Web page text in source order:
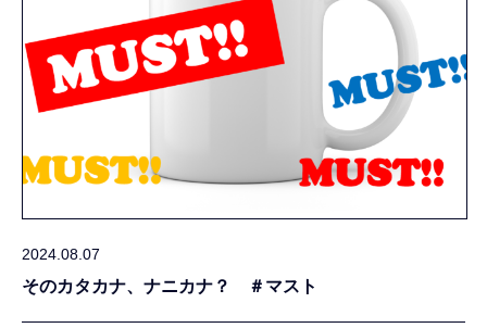
2024.08.07
そのカタカナ、ナニカナ？ ＃マスト